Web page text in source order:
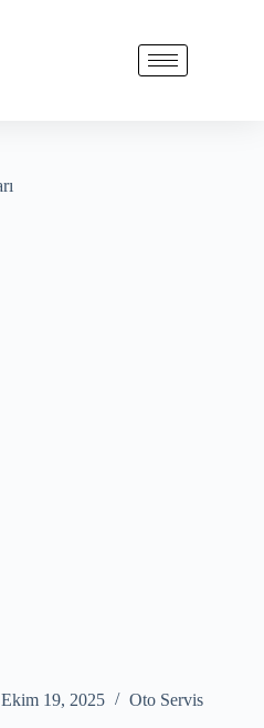
Ekim 19, 2025 Oto Servis